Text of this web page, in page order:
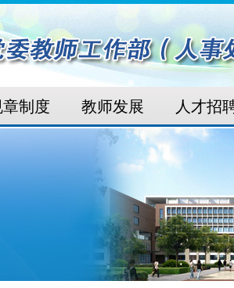
制度 教师发展 人才招